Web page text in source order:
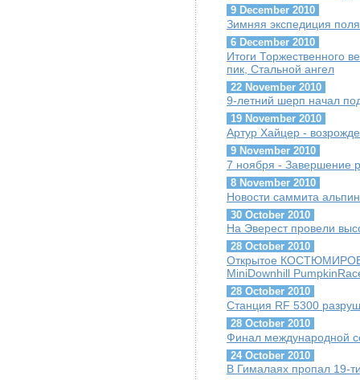
9 December 2010
Зимняя экспедиция
6 December 2010
Итоги Торжественного
пик, Стальной ангел
22 November 2010
9-летний шерп начал
19 November 2010
Артур Хайцер -
9 November 2010
7 ноября - Завершение
8 November 2010
Новости саммита
30 October 2010
На Эверест провели
28 October 2010
Открытое
MiniDownhill
28 October 2010
Станция RF 5300
28 October 2010
Финал международной
24 October 2010
В Гималаях пропал 19-